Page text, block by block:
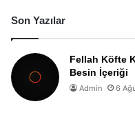
Son Yazılar
Fellah Köfte
Besin İçeriği
Admin 6